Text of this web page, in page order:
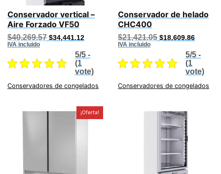
Conservador vertical –
Aire Forzado VF50
$40,269.57 Original
$40,269.57.
$34,441.12
is:
$34,441.12.
IVA incluido
5/5 -
(1
vote)
Conservadores de congelados
Conservador de helado
CHC400
$21,421.05 Original
$21,421.05.
$18,609.86Current
is:
IVA incluido
5/5 -
(1
vote)
Conservadores de congelados
¡Oferta!